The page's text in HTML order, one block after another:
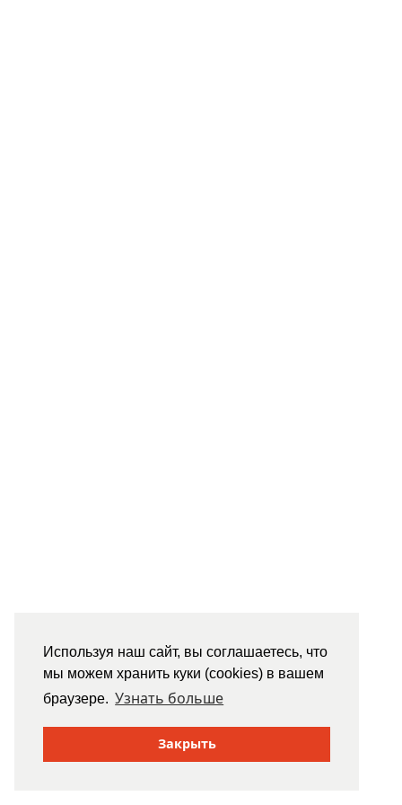
Используя наш сайт, вы соглашаетесь, что
мы можем хранить куки (cookies) в вашем
браузере. Узнать больше
Закрыть